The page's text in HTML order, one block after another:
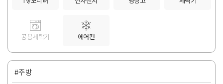
공용세탁기 에어컨
#주방